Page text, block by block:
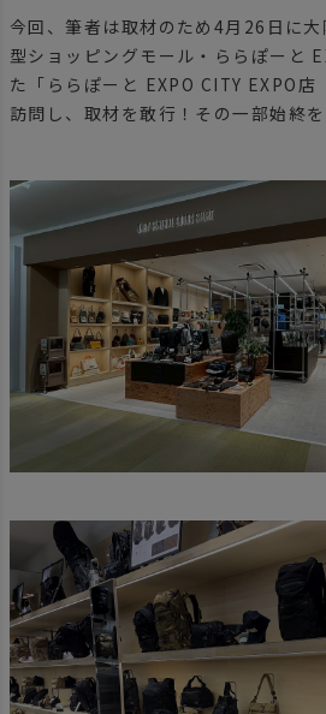
今回、筆者は取材のため4月26日に
型ショッピングモール・ららぽーと
た「ららぽーと EXPO CITY EXPO店
訪問し、取材を敢行！その一部始終を